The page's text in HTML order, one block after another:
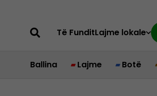
Të FunditLajme lokale
Ballina Lajme Botë